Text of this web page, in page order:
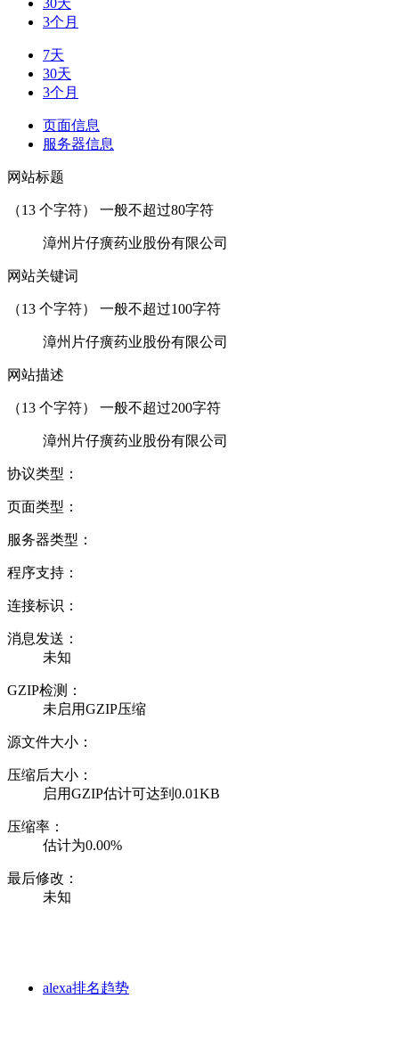
3个月
7天
30天
3个月
页面信息
服务器信息
网站标题
（13 个字符） 一般不超过80字符
漳州片仔癀药业股份有限公司
网站关键词
（13 个字符） 一般不超过100字符
漳州片仔癀药业股份有限公司
网站描述
（13 个字符） 一般不超过200字符
漳州片仔癀药业股份有限公司
协议类型：
页面类型：
服务器类型：
程序支持：
连接标识：
消息发送：
未知
GZIP检测：
未启用GZIP压缩
源文件大小：
压缩后大小：
启用GZIP估计可达到0.01KB
压缩率：
估计为0.00%
最后修改：
未知
alexa排名趋势